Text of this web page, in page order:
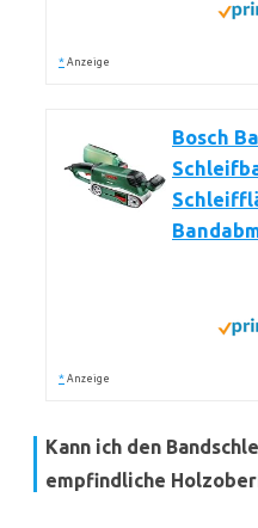
* Anzeige
Bosch
* Anzeige
Kann ich den
empfindliche